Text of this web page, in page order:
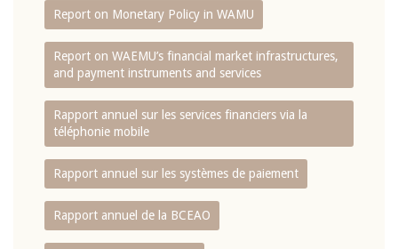
Report on Monetary Policy in WAMU
Report on WAEMU’s financial market infrastructures,
and payment instruments and services
Rapport annuel sur les services financiers via la
téléphonie mobile
Rapport annuel sur les systèmes de paiement
Rapport annuel de la BCEAO